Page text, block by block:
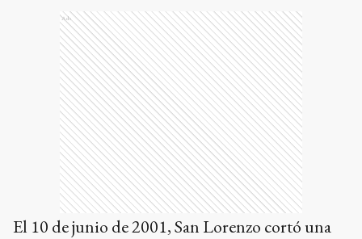
Ads
El 10 de junio de 2001, San Lorenzo cortó una